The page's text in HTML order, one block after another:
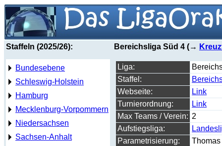
Staffeln (2025/26):
Bundesebene
Schleswig-Holstein
Hamburg
Mecklenburg-Vorpommern
Niedersachsen
Sachsen-Anhalt
Bereichsliga Süd 4 (→
Liga:
Staffel:
Webseite:
Link
Turnierordnung:
Link
Max Teams / Verein: 2
Aufstiegsliga:
Parametrisierung: